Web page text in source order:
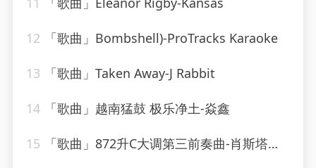
12 「歌曲」Bombshell)-ProTracks Karaoke
13 「歌曲」Taken Away-J Rabbit
14 「歌曲」越南猛鼓 极乐净土-焱鑫
15 「歌曲」872升C大调第三前奏曲-肖斯塔科维奇